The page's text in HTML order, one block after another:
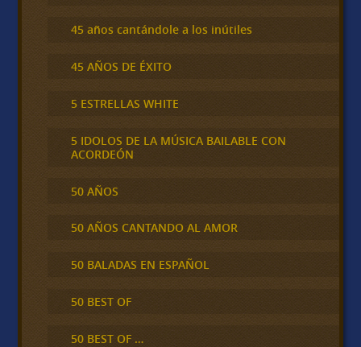
45 años cantándole a los inútiles
45 AÑOS DE ÉXITO
5 ESTRELLAS WHITE
5 IDOLOS DE LA MÚSICA BAILABLE CON
ACORDEÓN
50 AÑOS
50 AÑOS CANTANDO AL AMOR
50 BALADAS EN ESPAÑOL
50 BEST OF
50 BEST OF …